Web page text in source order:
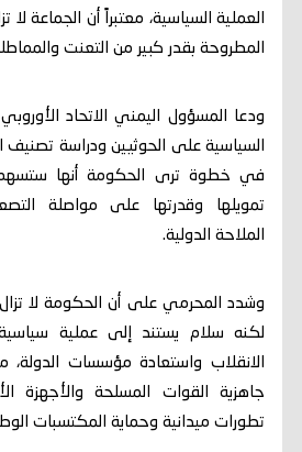
العملية السياسية، معتبراً أن الجماعة لا
المطروحة بقدر كبير من التعنت
ودعا المسؤول اليمني الاتحاد
السياسية على الحوثيين ودراسة تصنيف
في خطوة ترى الحكومة أنها
تمويلها وقدرتها على مواصلة
الملاحة الدولية.
وشدد المحرمي على أن الحكومة لا
لكنه سلام يستند إلى عملية
الانقلاب واستعادة مؤسسات
جاهزية القوات المسلحة والأجهزة
تطورات ميدانية وحماية المكتسبات